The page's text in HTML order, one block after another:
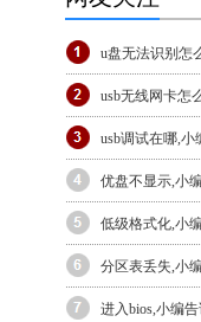
u盘无法识别怎
usb无线网卡怎
usb调试在哪,小
优盘不显示,小
低级格式化,小
分区表丢失,小
进入bios,小编